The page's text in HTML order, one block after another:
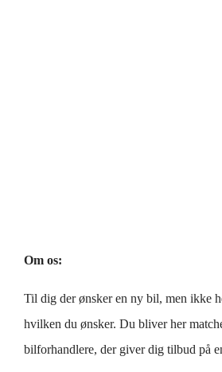
Om os:
Til dig der ønsker en ny bil, men ikke
hvilken du ønsker. Du bliver her
bilforhandlere, der giver dig tilbud på